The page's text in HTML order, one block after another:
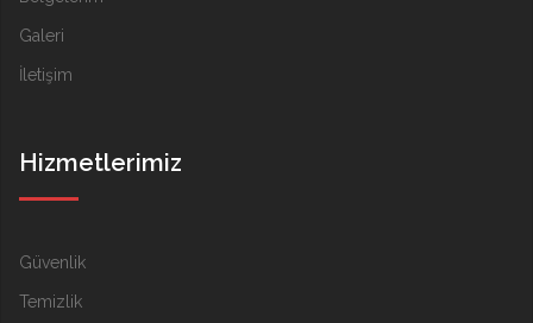
Galeri
İletişim
Hizmetlerimiz
Güvenlik
Temizlik